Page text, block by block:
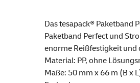
Das tesapack® Paketband
Paketband Perfect und
enorme Reißfestigkeit und
Material: PP, ohne
Maße: 50 mm x 66 m (B x